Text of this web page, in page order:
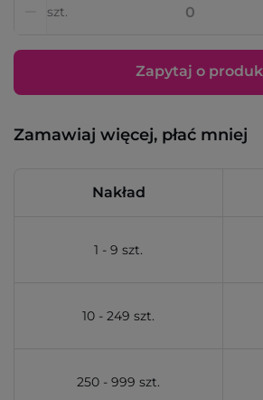
szt.
Zapytaj o
Zamawiaj więcej, płać mniej
Nakład
1 - 9 szt.
10 - 249 szt.
250 - 999 szt.